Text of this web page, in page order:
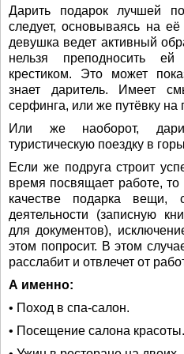
Дарить подарок лучшей
следует, основываясь на
девушка ведет активный
нельзя преподносить
крестиком. Это может
знает даритель. Имеет
серфинга, или же путёвку на
Или же наоборот,
туристическую поездку в
Если же подруга строит
время посвящает работе, то
качестве подарка
деятельности (записную
для документов),
этом попросит. В этом
расслабит и отвлечет от
А именно:
• Поход в спа-салон.
• Посещение салона красоты.